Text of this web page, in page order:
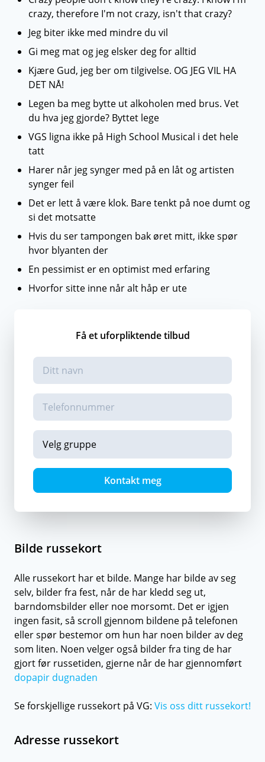
crazy, therefore I'm not crazy, isn't that crazy?
Jeg biter ikke med mindre du vil
Gi meg mat og jeg elsker deg for alltid
Kjære Gud, jeg ber om tilgivelse. OG JEG VIL HA
DET NÅ!
Legen ba meg bytte ut alkoholen med brus. Vet
du hva jeg gjorde? Byttet lege
VGS ligna ikke på High School Musical i det hele
tatt
Harer når jeg synger med på en låt og artisten
synger feil
Det er lett å være klok. Bare tenkt på noe dumt og
si det motsatte
Hvis du ser tampongen bak øret mitt, ikke spør
hvor blyanten der
En pessimist er en optimist med erfaring
Hvorfor sitte inne når alt håp er ute
Få et uforpliktende tilbud
Kontakt meg
Bilde russekort
Alle russekort har et bilde. Mange har bilde av seg
selv, bilder fra fest, når de har kledd seg ut,
barndomsbilder eller noe morsomt. Det er igjen
ingen fasit, så scroll gjennom bildene på telefonen
eller spør bestemor om hun har noen bilder av deg
som liten. Noen velger også bilder fra ting de har
gjort før russetiden, gjerne når de har gjennomført
dopapir dugnaden
Se forskjellige russekort på VG: Vis oss ditt russekort!
Adresse russekort